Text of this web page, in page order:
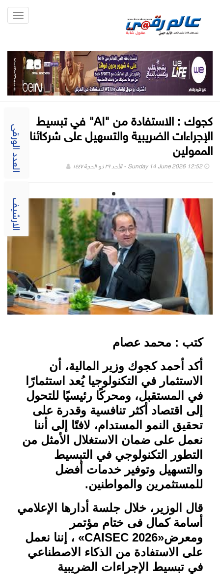
العدد الورقى
الارشيف
كجوك : الاستفادة من "AI" في تبسيط
الإجراءات الضريبية والتسهيل على شركائنا
الممولين
Sunday 14 June 2026 12:52 - الأحد ٢٩ ذو الحجة ١٤٤٧
كتب : محمد عصام
أكد أحمد كجوك وزير المالية، أن
الاستثمار في التكنولوجيا يُعد استثمارًا
في المستقبل، ومحركًا رئيسيًا للتحول
إلى اقتصاد أكثر تنافسية وقدرة على
تحقيق النمو المستدام، لافتًا إلى أننا
نعمل على ضمان الاستغلال الأمثل من
التطور التكنولوجي في التبسيط
والتسهيل وتوفير خدمات أفضل
للمستثمرين والمواطنين.
قال الوزير، خلال جلسة أدارها الإعلامي
أسامة كمال فى ختام مؤتمر
ومعرض«CAISEC 2026» ، إننا نعمل
على الاستفادة من الذكاء الاصطناعي
في تبسيط الإجراءات الضريبية